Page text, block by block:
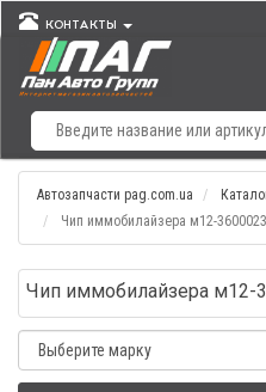
КОНТАКТЫ
Автозапчасти pag.com.ua
Чип иммобилайзера м12-3600023
Чип иммобилайзера м12-